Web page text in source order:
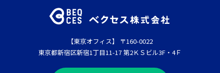
【東京オフィス】 〒160-0022
東京都新宿区新宿1丁目11-17 第2ＫＳビル3F・4Ｆ